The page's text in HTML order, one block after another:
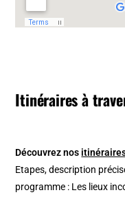
Itinéraires à
Découvrez nos
Etapes, description
programme : Les lieux